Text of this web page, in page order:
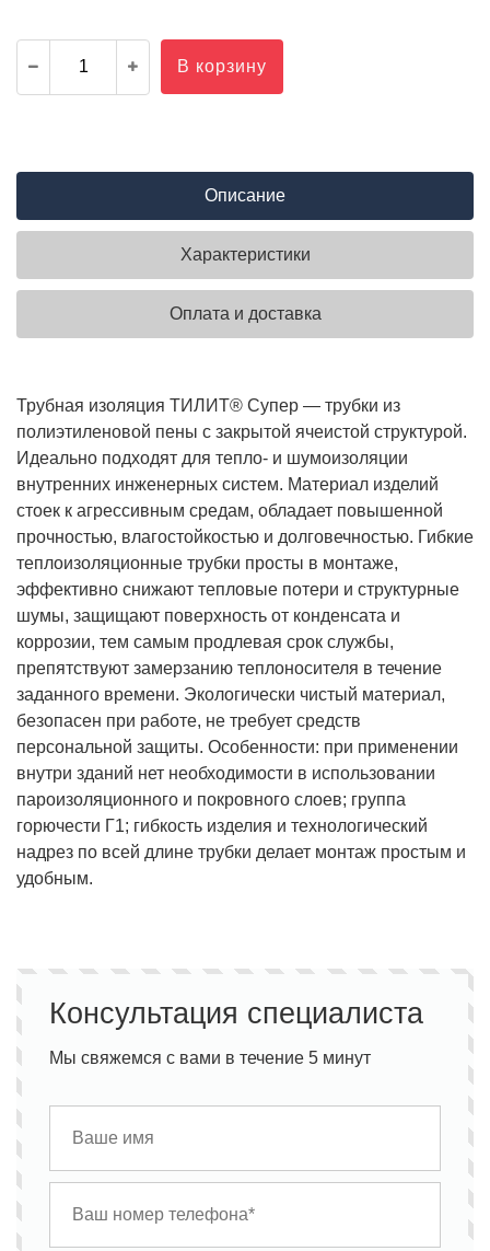
В корзину
Описание
Характеристики
Оплата и доставка
Трубная изоляция ТИЛИТ® Супер — трубки из
полиэтиленовой пены с закрытой ячеистой структурой.
Идеально подходят для тепло- и шумоизоляции
внутренних инженерных систем. Материал изделий
стоек к агрессивным средам, обладает повышенной
прочностью, влагостойкостью и долговечностью. Гибкие
теплоизоляционные трубки просты в монтаже,
эффективно снижают тепловые потери и структурные
шумы, защищают поверхность от конденсата и
коррозии, тем самым продлевая срок службы,
препятствуют замерзанию теплоносителя в течение
заданного времени. Экологически чистый материал,
безопасен при работе, не требует средств
персональной защиты. Особенности: при применении
внутри зданий нет необходимости в использовании
пароизоляционного и покровного слоев; группа
горючести Г1; гибкость изделия и технологический
надрез по всей длине трубки делает монтаж простым и
удобным.
Консультация специалиста
Мы свяжемся с вами в течение 5 минут